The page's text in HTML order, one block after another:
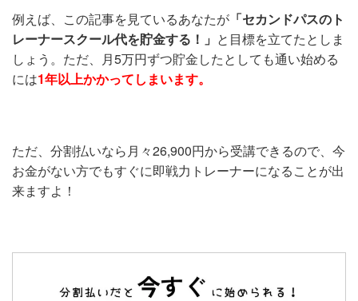
例えば、この記事を見ているあなたが 「セカンドパスのト
レーナースクール代を貯金する！」 と目標を立てたとしま
しょう。ただ、月5万円ずつ貯金したとしても通い始める
には1年以上かかってしまいます。
ただ、分割払いなら月々26,900円から受講できるので、今
お金がない方でもすぐに即戦力トレーナーになることが出
来ますよ！